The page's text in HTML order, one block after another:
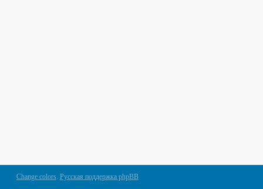
Change colors. Русская поддержка phpBB